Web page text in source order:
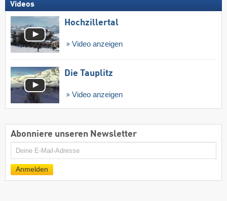
Videos
Hochzillertal
Video anzeigen
Die Tauplitz
Video anzeigen
Abonniere unseren Newsletter
E-
Anmelden